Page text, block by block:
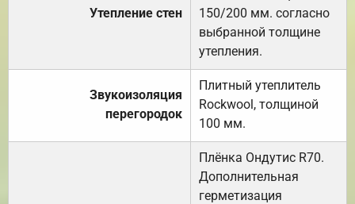
Утепление стен
150/200 мм. согласно
выбранной толщине
утепления.
Звукоизоляция
перегородок
Плитный утеплитель
Rockwool, толщиной
100 мм.
Плёнка Ондутис R70.
Дополнительная
герметизация